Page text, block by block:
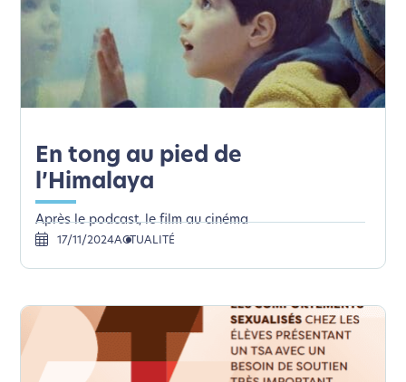
En tong au pied de
l’Himalaya
Après le podcast, le film au cinéma
17/11/2024ACTUALITÉ